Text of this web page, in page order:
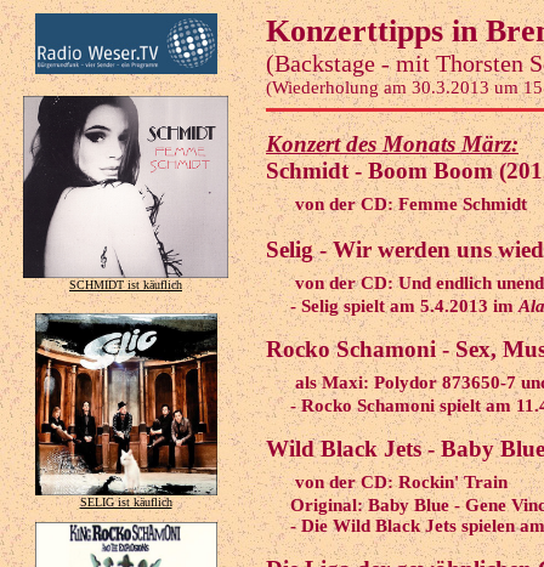
SCHMIDT ist käuflich
SELIG ist käuflich
Konzerttipps in
(Backstage - mit Thorsten
(Wiederholung am 30.3.2013 um
Konzert des Monats März:
Schmidt - Boom Boom
von der CD: Femme Schmidt
Selig - Wir werden uns
von der CD: Und endlich
- Selig spielt am 5.4.2013 im
Rocko Schamoni - Sex,
als Maxi: Polydor 873650-7
- Rocko Schamoni spielt am
Wild Black Jets - Baby
von der CD: Rockin' Train
Original: Baby Blue - Gene
- Die Wild Black Jets spielen